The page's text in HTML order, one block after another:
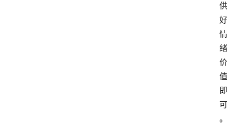
供
好
情
绪
价
值
即
可
。